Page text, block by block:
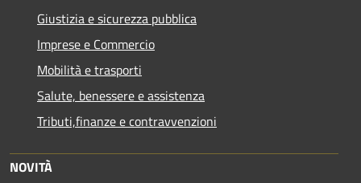
Giustizia e sicurezza pubblica
Imprese e Commercio
Mobilità e trasporti
Salute, benessere e assistenza
Tributi,finanze e contravvenzioni
NOVITÀ